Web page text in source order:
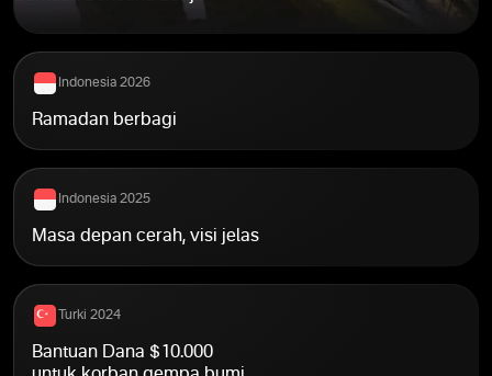
Indonesia 2026
Ramadan berbagi
Indonesia 2025
Masa depan cerah, visi jelas
Turki 2024
Bantuan Dana $10.000